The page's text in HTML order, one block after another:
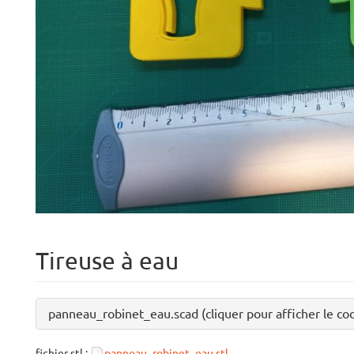
Tireuse à eau
panneau_robinet_eau.scad (cliquer pour afficher le